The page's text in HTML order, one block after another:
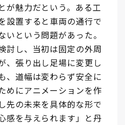
が魅力だという。ある工
設置すると車両の通行で
という問題があった。
討し、当初は固定の外周
、張り出し足場に変更し
、道幅は変わらず安全に
めにアニメーションを作
先の未来を具体的な形で
感を与えられます」と丹